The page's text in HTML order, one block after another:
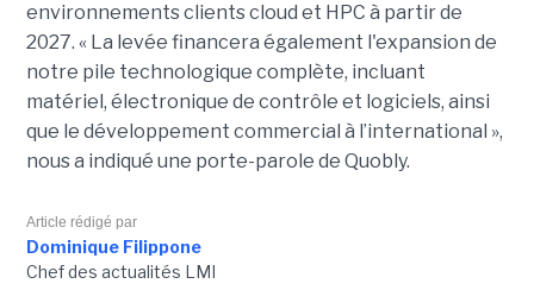
environnements clients cloud et HPC à partir de
2027. « La levée financera également l'expansion de
notre pile technologique complète, incluant
matériel, électronique de contrôle et logiciels, ainsi
que le développement commercial à l’international »,
nous a indiqué une porte-parole de Quobly.
Article rédigé par
Dominique Filippone
Chef des actualités LMI